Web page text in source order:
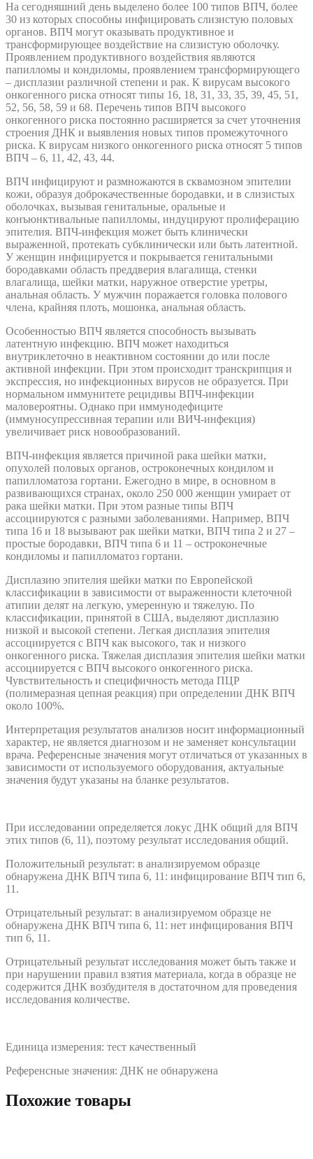
На сегодняшний день выделено более 100 типов ВПЧ, более
30 из которых способны инфицировать слизистую половых
органов. ВПЧ могут оказывать продуктивное и
трансформирующее воздействие на слизистую оболочку.
Проявлением продуктивного воздействия являются
папилломы и кондиломы, проявлением трансформирующего
– дисплазии различной степени и рак. К вирусам высокого
онкогенного риска относят типы 16, 18, 31, 33, 35, 39, 45, 51,
52, 56, 58, 59 и 68. Перечень типов ВПЧ высокого
онкогенного риска постоянно расширяется за счет уточнения
строения ДНК и выявления новых типов промежуточного
риска. К вирусам низкого онкогенного риска относят 5 типов
ВПЧ – 6, 11, 42, 43, 44.
ВПЧ инфицируют и размножаются в сквамозном эпителии
кожи, образуя доброкачественные бородавки, и в слизистых
оболочках, вызывая генитальные, оральные и
конъюнктивальные папилломы, индуцируют пролиферацию
эпителия. ВПЧ-инфекция может быть клинически
выраженной, протекать субклинически или быть латентной.
У женщин инфицируется и покрывается генитальными
бородавками область преддверия влагалища, стенки
влагалища, шейки матки, наружное отверстие уретры,
анальная область. У мужчин поражается головка полового
члена, крайняя плоть, мошонка, анальная область.
Особенностью ВПЧ является способность вызывать
латентную инфекцию. ВПЧ может находиться
внутриклеточно в неактивном состоянии до или после
активной инфекции. При этом происходит транскрипция и
экспрессия, но инфекционных вирусов не образуется. При
нормальном иммунитете рецидивы ВПЧ-инфекции
маловероятны. Однако при иммунодефиците
(иммуносупрессивная терапии или ВИЧ-инфекция)
увеличивает риск новообразований.
ВПЧ-инфекция является причиной рака шейки матки,
опухолей половых органов, остроконечных кондилом и
папилломатоза гортани. Ежегодно в мире, в основном в
развивающихся странах, около 250 000 женщин умирает от
рака шейки матки. При этом разные типы ВПЧ
ассоциируются с разными заболеваниями. Например, ВПЧ
типа 16 и 18 вызывают рак шейки матки, ВПЧ типа 2 и 27 –
простые бородавки, ВПЧ типа 6 и 11 – остроконечные
кондиломы и папилломатоз гортани.
Дисплазию эпителия шейки матки по Европейской
классификации в зависимости от выраженности клеточной
атипии делят на легкую, умеренную и тяжелую. По
классификации, принятой в США, выделяют дисплазию
низкой и высокой степени. Легкая дисплазия эпителия
ассоциируется с ВПЧ как высокого, так и низкого
онкогенного риска. Тяжелая дисплазия эпителия шейки матки
ассоциируется с ВПЧ высокого онкогенного риска.
Чувствительность и специфичность метода ПЦР
(полимеразная цепная реакция) при определении ДНК ВПЧ
около 100%.
Интерпретация результатов анализов носит информационный
характер, не является диагнозом и не заменяет консультации
врача. Референсные значения могут отличаться от указанных в
зависимости от используемого оборудования, актуальные
значения будут указаны на бланке результатов.
При исследовании определяется локус ДНК общий для ВПЧ
этих типов (6, 11), поэтому результат исследования общий.
Положительный результат: в анализируемом образце
обнаружена ДНК ВПЧ типа 6, 11: инфицирование ВПЧ тип 6,
11.
Отрицательный результат: в анализируемом образце не
обнаружена ДНК ВПЧ типа 6, 11: нет инфицирования ВПЧ
тип 6, 11.
Отрицательный результат исследования может быть также и
при нарушении правил взятия материала, когда в образце не
содержится ДНК возбудителя в достаточном для проведения
исследования количестве.
Единица измерения: тест качественный
Референсные значения: ДНК не обнаружена
Похожие товары